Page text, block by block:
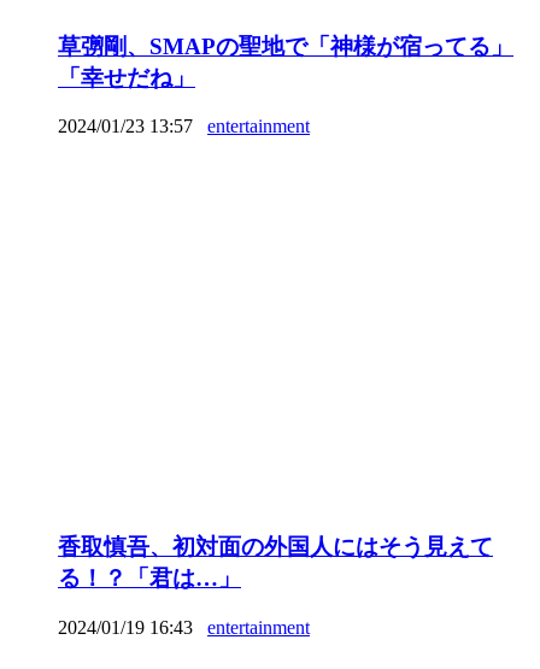
草彅剛、SMAPの聖地で「神様が宿ってる」
「幸せだね」
2024/01/23 13:57 entertainment
香取慎吾、初対面の外国人にはそう見えて
る！？「君は…」
2024/01/19 16:43 entertainment